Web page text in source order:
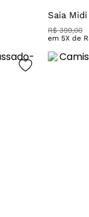
Saia
R$ 399,00
em 5X de